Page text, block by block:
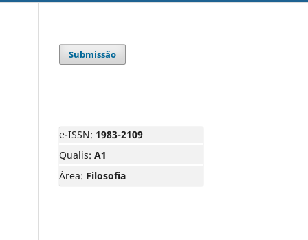
Submissão
e-ISSN: 1983-2109
Qualis: A1
Área: Filosofia